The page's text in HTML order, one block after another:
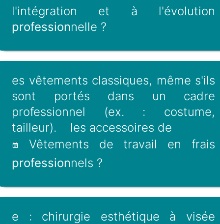
l'intégration et à l'évolution
professionnelle ?
es vêtements classiques, même s'ils
sont portés dans un cadre
professionnel (ex. : costume,
tailleur). les accessoires de
Vêtements de travail en frais
professionnels ?
e : chirurgie esthétique à visée